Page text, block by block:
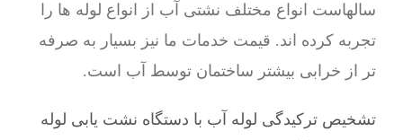
سالهاست انواع مختلف نشتی آب از انواع لوله ها را
تجربه کرده اند. قیمت خدمات ما نیز بسیار به صرفه
تر از خرابی بیشتر ساختمان توسط آب است.
تشخیص ترکیدگی لوله آب با دستگاه نشت یابی لوله